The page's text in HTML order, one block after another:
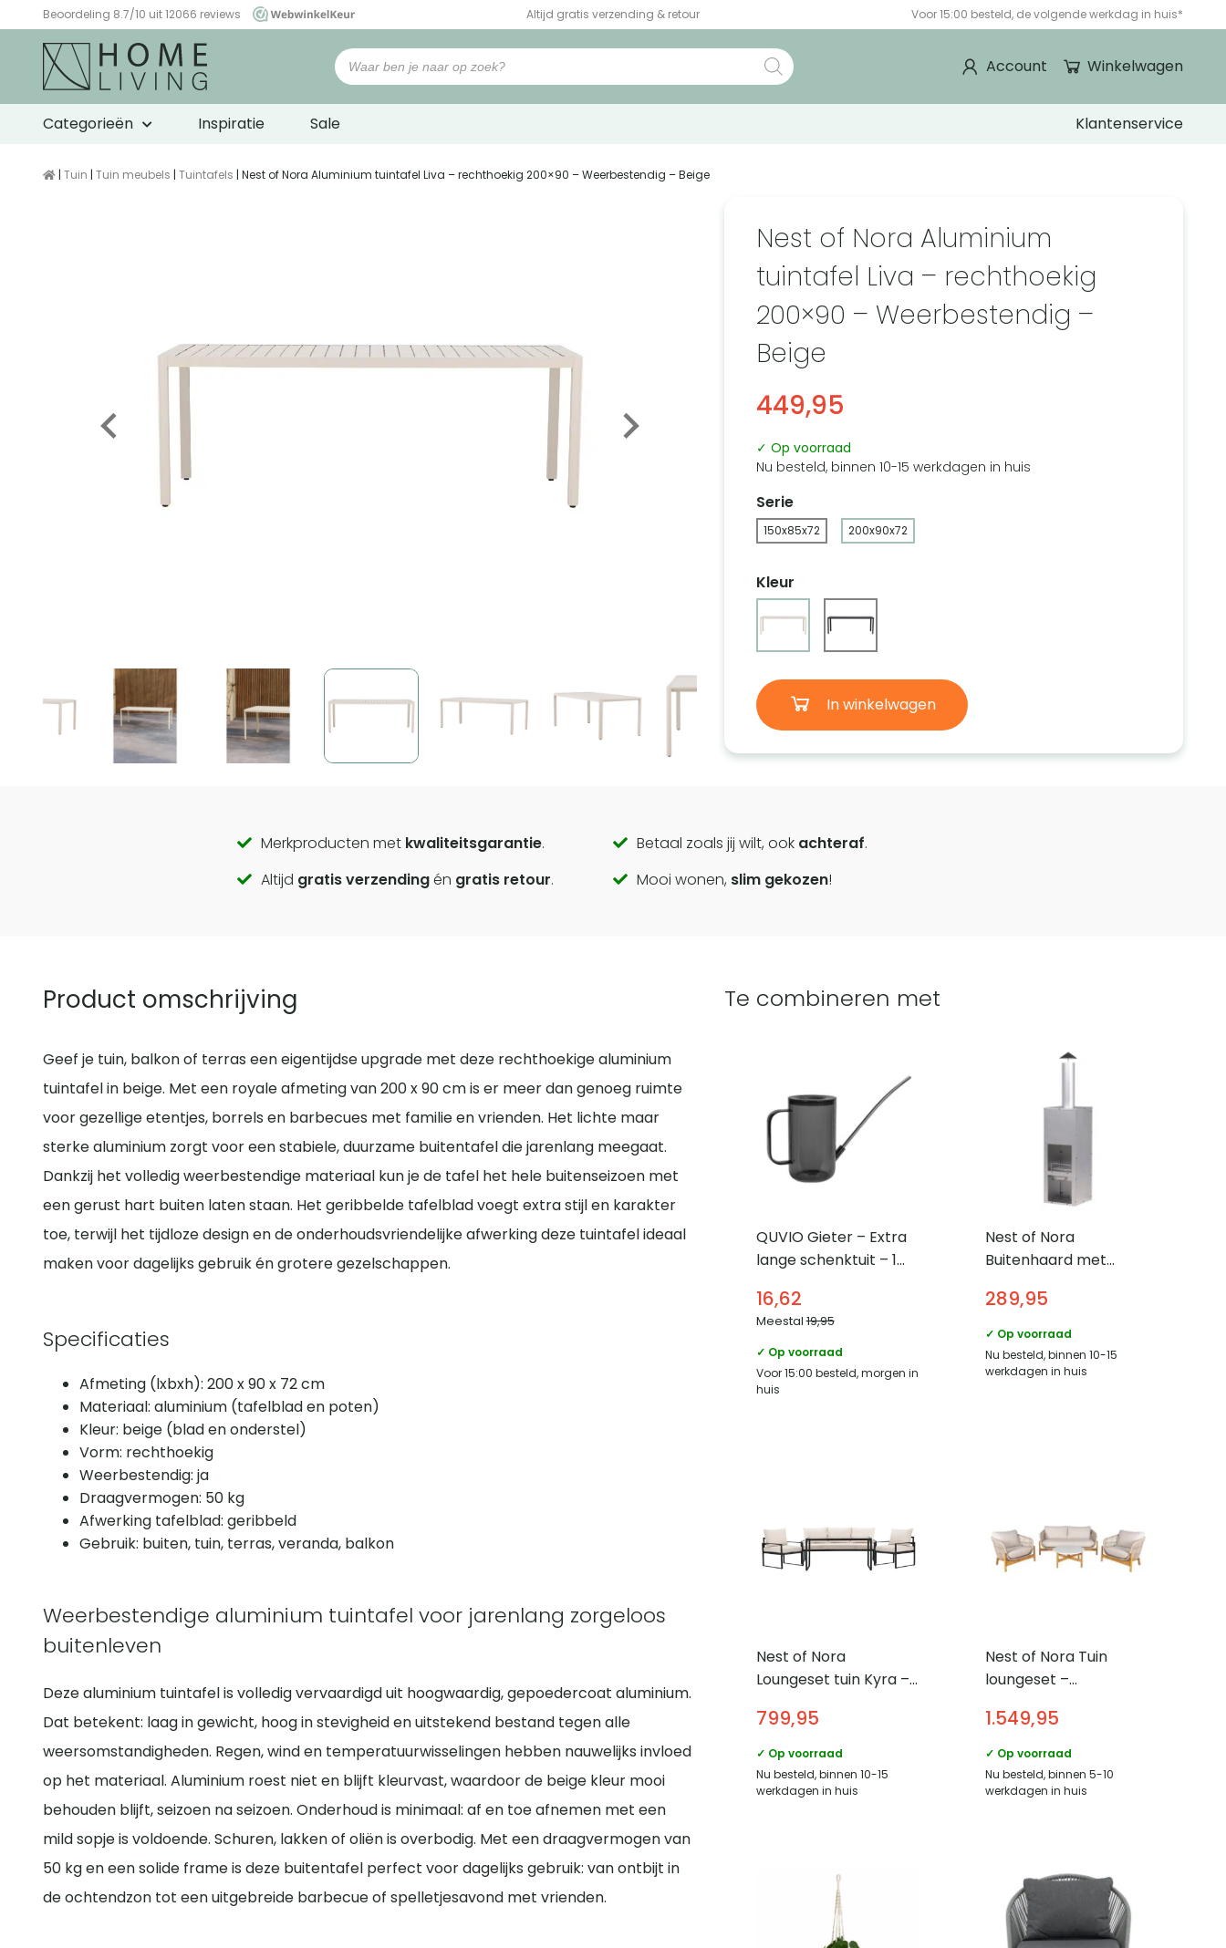
Beoordeling 8.7/10 uit 12066 reviews
WebwinkelKeur
Altijd gratis verzending & retour Voor 15:00 besteld, de volgende werkdag in huis*
Winkelwagen
Account
Categorieën Inspiratie Sale Klantenservice
| Tuin | Tuin meubels | Tuintafels | Nest of Nora Aluminium tuintafel Liva – rechthoekig 200×90 – Weerbestendig – Beige
Nest of Nora Aluminium
tuintafel Liva – rechthoekig
200×90 – Weerbestendig –
Beige
449,95
✓ Op voorraad
Nu besteld, binnen 10-15 werkdagen in huis
Serie
150x85x72 200x90x72
Kleur
In winkelwagen
Call
to
Merkproducten met kwaliteitsgarantie. Betaal zoals jij wilt, ook achteraf.
Altijd gratis verzendingén gratis retour. Mooi wonen, slim gekozen!
Product omschrijving
Geef je tuin, balkon of terras een eigentijdse upgrade met deze rechthoekige aluminium
tuintafel in beige. Met een royale afmeting van 200 x 90 cm is er meer dan genoeg ruimte
voor gezellige etentjes, borrels en barbecues met familie en vrienden. Het lichte maar
sterke aluminium zorgt voor een stabiele, duurzame buitentafel die jarenlang meegaat.
Dankzij het volledig weerbestendige materiaal kun je de tafel het hele buitenseizoen met
een gerust hart buiten laten staan. Het geribbelde tafelblad voegt extra stijl en karakter
toe, terwijl het tijdloze design en de onderhoudsvriendelijke afwerking deze tuintafel ideaal
maken voor dagelijks gebruik én grotere gezelschappen.
Specificaties
Afmeting (lxbxh): 200 x 90 x 72 cm
Materiaal: aluminium (tafelblad en poten)
Kleur: beige (blad en onderstel)
Vorm: rechthoekig
Weerbestendig: ja
Draagvermogen: 50 kg
Afwerking tafelblad: geribbeld
Gebruik: buiten, tuin, terras, veranda, balkon
Weerbestendige aluminium tuintafel voor jarenlang zorgeloos
buitenleven
Deze aluminium tuintafel is volledig vervaardigd uit hoogwaardig, gepoedercoat aluminium.
Dat betekent: laag in gewicht, hoog in stevigheid en uitstekend bestand tegen alle
weersomstandigheden. Regen, wind en temperatuurwisselingen hebben nauwelijks invloed
op het materiaal. Aluminium roest niet en blijft kleurvast, waardoor de beige kleur mooi
behouden blijft, seizoen na seizoen. Onderhoud is minimaal: af en toe afnemen met een
mild sopje is voldoende. Schuren, lakken of oliën is overbodig. Met een draagvermogen van
50 kg en een solide frame is deze buitentafel perfect voor dagelijks gebruik: van ontbijt in
de ochtendzon tot een uitgebreide barbecue of spelletjesavond met vrienden.
Te combineren met
QUVIO Gieter – Extra
lange schenktuit – 1
16,62
Meestal19,95
✓ Op voorraad
Voor 15:00 besteld, morgen in
huis
Nest of Nora
Buitenhaard met
Zilver
289,95
✓ Op voorraad
Nu besteld, binnen 10-15
werkdagen in huis
Nest of Nora
4-delig met tafel –
tafelblad –
Zwart/Beige
799,95
✓ Op voorraad
Nu besteld, binnen 10-15
Nest of Nora Tuin
Acaciahout met
1.549,95
✓ Op voorraad
Nu besteld, binnen 5-10